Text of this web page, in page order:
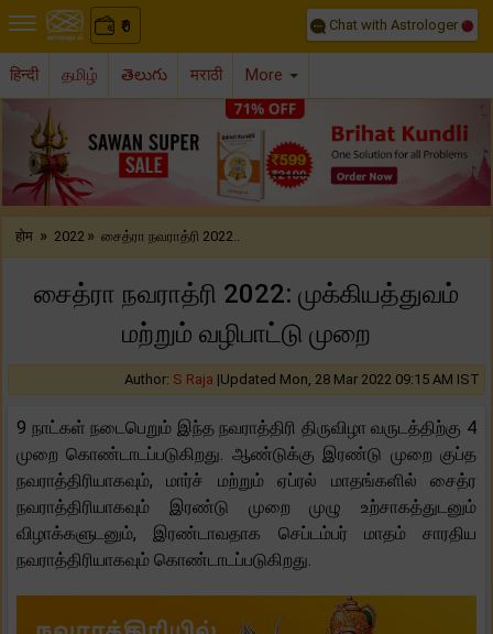
₹
0 Chat with Astrologer
हिन्दी தமிழ் తెలుగు मराठी More
Previous
होम » 2022 » சைத்ரா நவராத்ரி 2022..
சைத்ரா நவராத்ரி 2022: முக்கியத்துவம்
மற்றும் வழிபாட்டு முறை
Author: S Raja |Updated Mon, 28 Mar 2022 09:15 AM IST
9 நாட்கள் நடைபெறும் இந்த நவராத்திரி திருவிழா வருடத்திற்கு 4
முறை கொண்டாடப்படுகிறது. ஆண்டுக்கு இரண்டு முறை குப்த
நவராத்திரியாகவும், மார்ச் மற்றும் ஏப்ரல் மாதங்களில் சைத்ர
நவராத்திரியாகவும் இரண்டு முறை முழு உற்சாகத்துடனும்
விழாக்களுடனும், இரண்டாவதாக செப்டம்பர் மாதம் சாரதிய
நவராத்திரியாகவும் கொண்டாடப்படுகிறது.